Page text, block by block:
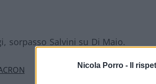
Nicola Porro - Il
sorpasso Salvini su Di Maio.
#MARCO TRAVAGLIO